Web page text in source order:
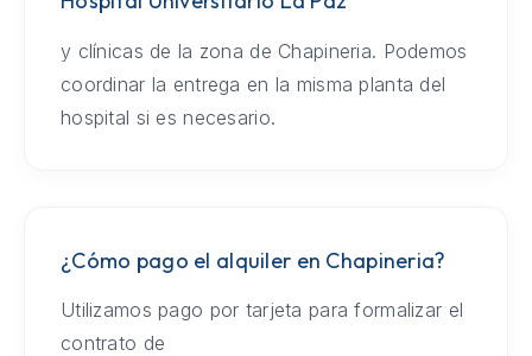
y clínicas de la zona de Chapineria. Podemos
coordinar la entrega en la misma planta del
hospital si es necesario.
¿Cómo pago el alquiler en Chapineria?
Utilizamos pago por tarjeta para formalizar el
contrato de